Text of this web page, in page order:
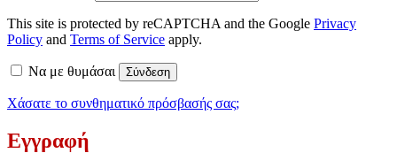
This site is protected by reCAPTCHA and the Google Privacy
Policy and Terms of Service apply.
Να με θυμάσαι Σύνδεση
Χάσατε το συνθηματικό πρόσβασής σας;
Εγγραφή